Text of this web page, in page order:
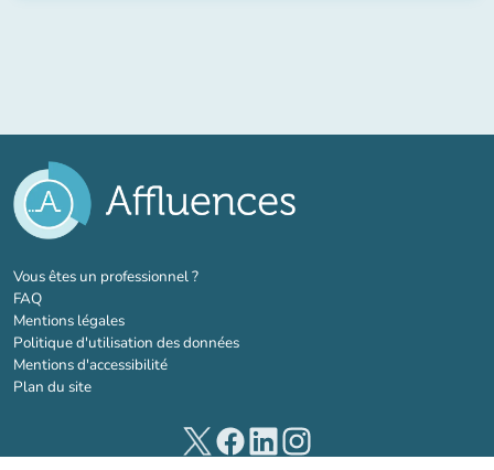
Vous êtes un professionnel ?(nouvel onglet)
FAQ
Mentions légales
Politique d'utilisation des données
Mentions d'accessibilité
Plan du site
(nouvel onglet)
(nouvel onglet)
(nouvel onglet)